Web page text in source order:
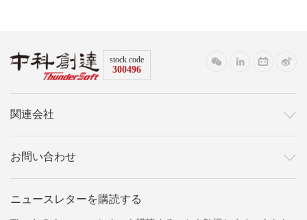
stock code
300496
関連会社
お問い合わせ
ニュースレターを購読する